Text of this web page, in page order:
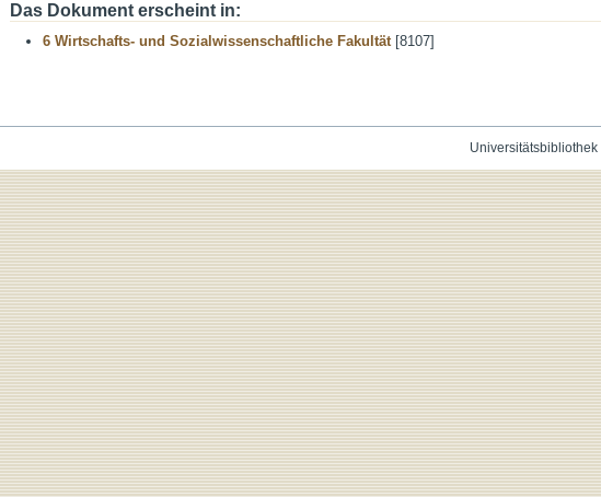
Das Dokument erscheint in:
6 Wirtschafts- und Sozialwissenschaftliche Fakultät[8107]
Universitätsbibliothek|